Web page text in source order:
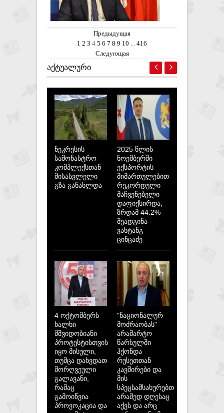
არ გამოუვათ - დავით
მათიკაშვილი
Предыдущая
1 2 3 4 5 6 7 8 9 10
416
Следующая
ᲐᲥᲢᲣᲐᲚᲣᲠᲘ
ნეკრესის
სამონასტრო
კომპლექსთან
მისასვლელი
გზა განახლდა
2025 წლის
ნოემბერში
ექსპორტის
მიმართულებით
რეკორდული
მაჩვენებელი
დაფიქსირდა,
ზრდამ 44.2%
შეადგინა -
ვახტანგ
ცინცაძე
4 ოქტომბერს
ხალხი
მშვიდობიანი
პროტესტისთვის
იყო მისული,
თუმცა დახვდათ
მორღვეული
გალავანი,
რამაც
გამოიწვია
პროვოკაცია და
"ნაციონალურ
მოძრაობას"
არამარტო
წარსულში
ჰქონდა
რუსეთთან
კავშირები და
მის
სპეცსამსახურებთან,
არამედ დღესაც
აქვს და არც